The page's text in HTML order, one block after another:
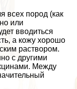
всех пород (как
или
вводиться
а кожу хорошо
раствором.
с другими
Между